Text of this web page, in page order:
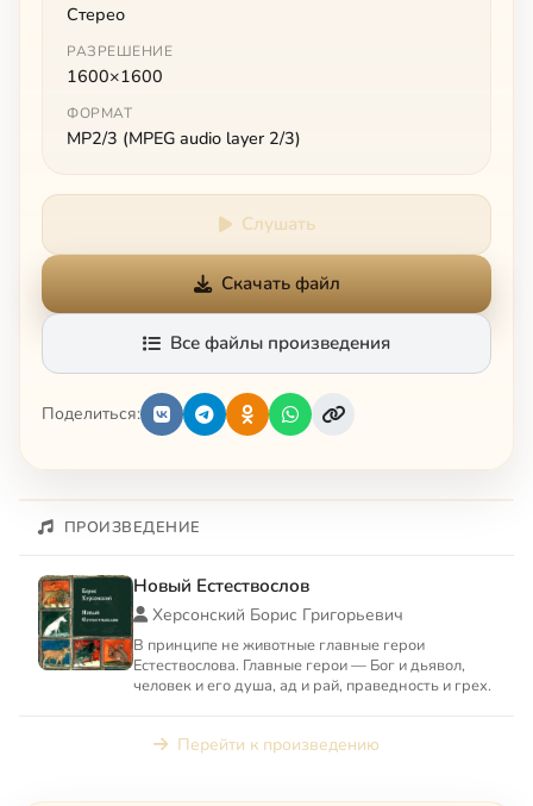
Стерео
РАЗРЕШЕНИЕ
1600×1600
ФОРМАТ
MP2/3 (MPEG audio layer 2/3)
Слушать
Скачать файл
Все файлы произведения
Поделиться:
ПРОИЗВЕДЕНИЕ
Новый Естествослов
Херсонский Борис Григорьевич
В принципе не животные главные герои
Естествослова. Главные герои — Бог и дьявол,
человек и его душа, ад и рай, праведность и грех.
Перейти к произведению